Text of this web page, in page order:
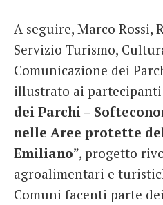
A seguire, Marco Rossi,
Servizio Turismo,
Comunicazione dei
illustrato ai
dei Parchi –
nelle Aree protette
Emiliano”, progetto
agroalimentari e
Comuni facenti parte